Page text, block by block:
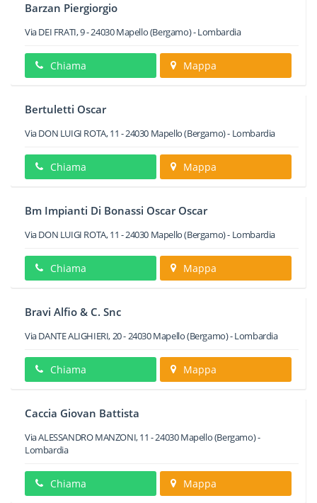
Barzan Piergiorgio
Via DEI FRATI, 9-24030Mapello(Bergamo) -Lombardia
Chiama Mappa
Bertuletti Oscar
Via DON LUIGI ROTA, 11 -24030 Mapello(Bergamo) - Lombardia
Chiama Mappa
Bm Impianti Di Bonassi Oscar Oscar
Via DON LUIGI ROTA, 11 -24030 Mapello(Bergamo) - Lombardia
Chiama Mappa
Bravi Alfio & C. Snc
Via DANTE ALIGHIERI, 20-24030Mapello(Bergamo) -Lombardia
Chiama Mappa
Caccia Giovan Battista
Via ALESSANDRO MANZONI, 11 -24030Mapello(Bergamo) -
Lombardia
Chiama Mappa